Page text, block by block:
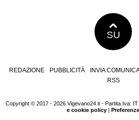
SU
REDAZIONE PUBBLICITÀ INVIA
RSS
Copyright © 2017 - 2026 Vigevano24.it - Partita Iva:
e cookie policy|